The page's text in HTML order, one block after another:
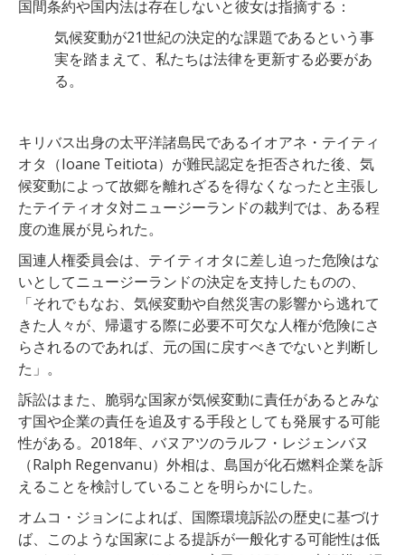
国間条約や国内法は存在しないと彼女は指摘する：
気候変動が21世紀の決定的な課題であるという事
実を踏まえて、私たちは法律を更新する必要があ
る。
キリバス出身の太平洋諸島民であるイオアネ・テイティ
オタ（Ioane Teitiota）が難民認定を拒否された後、気
候変動によって故郷を離れざるを得なくなったと主張し
たテイティオタ対ニュージーランドの裁判では、ある程
度の進展が見られた。
国連人権委員会は、テイティオタに差し迫った危険はな
いとしてニュージーランドの決定を支持したものの、
「それでもなお、気候変動や自然災害の影響から逃れて
きた人々が、帰還する際に必要不可欠な人権が危険にさ
らされるのであれば、元の国に戻すべきでないと判断し
た」。
訴訟はまた、脆弱な国家が気候変動に責任があるとみな
す国や企業の責任を追及する手段としても発展する可能
性がある。2018年、バヌアツのラルフ・レジェンバヌ
（Ralph Regenvanu）外相は、島国が化石燃料企業を訴
えることを検討していることを明らかにした。
オムコ・ジョンによれば、国際環境訴訟の歴史に基づけ
ば、このような国家による提訴が一般化する可能性は低